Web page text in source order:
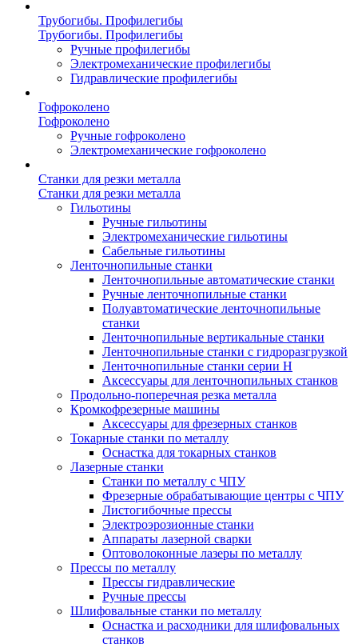
Трубогибы. Профилегибы
Трубогибы. Профилегибы
Ручные профилегибы
Электромеханические профилегибы
Гидравлические профилегибы
Гофроколено
Гофроколено
Ручные гофроколено
Электромеханические гофроколено
Станки для резки металла
Станки для резки металла
Гильотины
Ручные гильотины
Электромеханические гильотины
Сабельные гильотины
Ленточнопильные станки
Ленточнопильные автоматические станки
Ручные ленточнопильные станки
Полуавтоматические ленточнопильные
станки
Ленточнопильные вертикальные станки
Ленточнопильные станки с гидроразгрузкой
Ленточнопильные станки серии H
Аксессуары для ленточнопильных станков
Продольно-поперечная резка металла
Кромкофрезерные машины
Аксессуары для фрезерных станков
Токарные станки по металлу
Оснастка для токарных станков
Лазерные станки
Станки по металлу с ЧПУ
Фрезерные обрабатывающие центры с ЧПУ
Листогибочные прессы
Электроэрозионные станки
Аппараты лазерной сварки
Оптоволоконные лазеры по металлу
Прессы по металлу
Прессы гидравлические
Ручные прессы
Шлифовальные станки по металлу
Оснастка и расходники для шлифовальных
станков